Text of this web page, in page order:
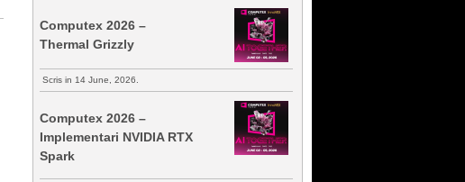
Computex 2026 –
Thermal Grizzly
Scris in 14 June, 2026.
Computex 2026 –
Implementari NVIDIA RTX
Spark